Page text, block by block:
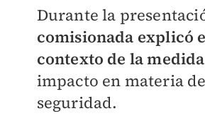
Durante la
comisionada explicó
contexto de la medida
impacto en materia de
seguridad.